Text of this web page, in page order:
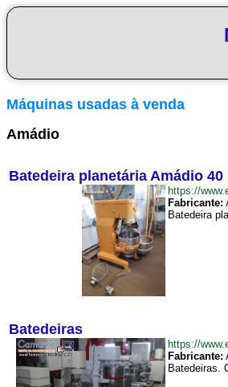
Máquinas usadas à venda
Amádio
Batedeira planetária Amádio
https://
Fabricante:
Batedeira
Batedeiras
https://
Fabricante:
Batedeiras.